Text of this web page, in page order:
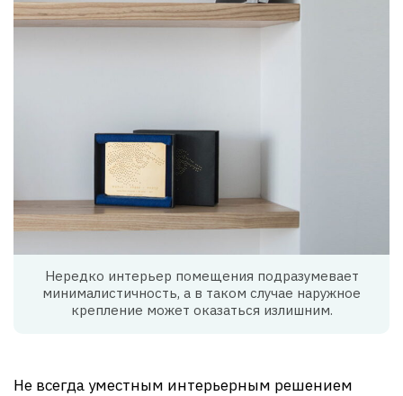
Нередко интерьер помещения подразумевает
минималистичность, а в таком случае наружное
крепление может оказаться излишним.
Не всегда уместным интерьерным решением